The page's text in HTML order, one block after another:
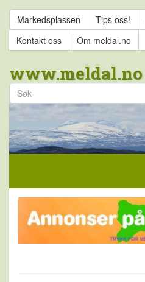
Markedsplassen Tips oss!
Kontakt oss
Om meldal.no
www.meldal.no